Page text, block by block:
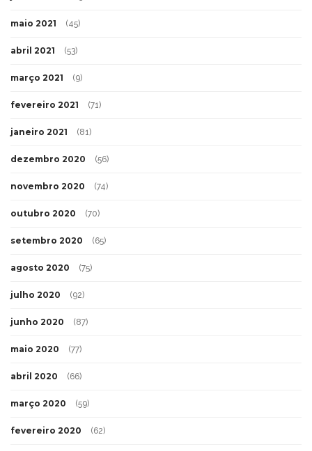
maio 2021 (45)
abril 2021 (53)
março 2021 (9)
fevereiro 2021 (71)
janeiro 2021 (81)
dezembro 2020 (56)
novembro 2020 (74)
outubro 2020 (70)
setembro 2020 (65)
agosto 2020 (75)
julho 2020 (92)
junho 2020 (87)
maio 2020 (77)
abril 2020 (66)
março 2020 (59)
fevereiro 2020 (62)